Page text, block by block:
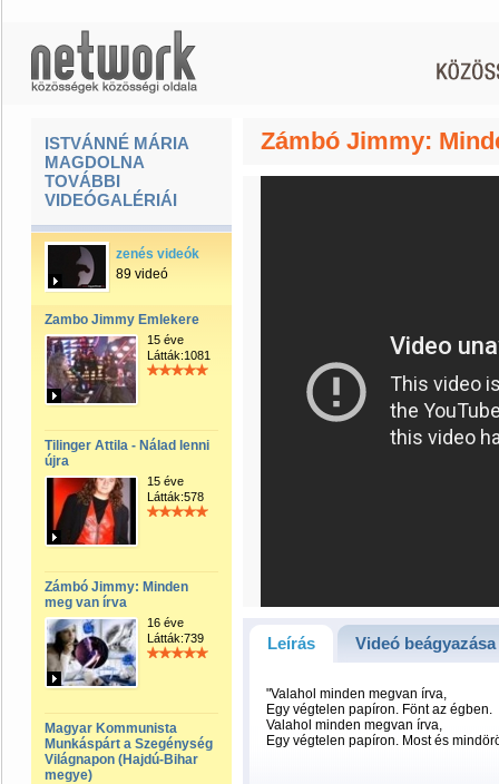
ISTVÁNNÉ MÁRIA
MAGDOLNA
TOVÁBBI
VIDEÓGALÉRIÁI
zenés videók
89 videó
Zambo Jimmy Emlekere
15 éve
Látták:1081
Tilinger Attila - Nálad lenni
újra
15 éve
Látták:578
Zámbó Jimmy: Minden
meg van írva
16 éve
Látták:739
Magyar Kommunista
Munkáspárt a Szegénység
Világnapon (Hajdú-Bihar
megye)
Zámbó Jimmy:
Leírás Videó beágyazása
"Valahol minden megvan írva,
Egy végtelen papíron. Fönt az égben.
Valahol minden megvan írva,
Egy végtelen papíron. Most és